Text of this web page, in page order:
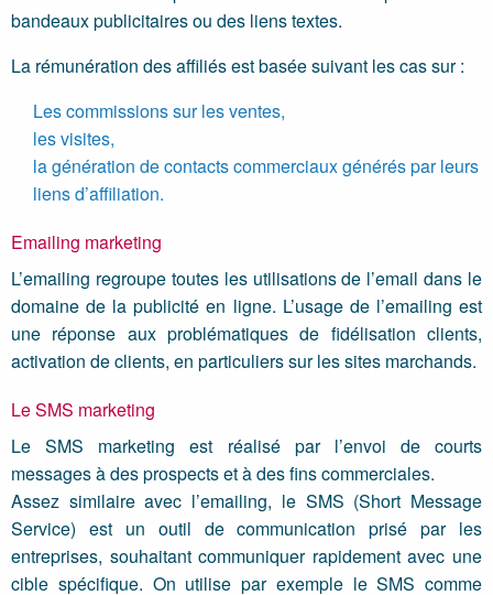
bandeaux publicitaires ou des liens textes.
La rémunération des affiliés est basée suivant les cas sur :
Les commissions sur les ventes,
les visites,
la génération de contacts commerciaux générés par leurs
liens d’affiliation.
Emailing marketing
L’emailing regroupe toutes les utilisations de l’email dans le
domaine de la publicité en ligne. L’usage de l’emailing est
une réponse aux problématiques de fidélisation clients,
activation de clients, en particuliers sur les sites marchands.
Le SMS marketing
Le SMS marketing est réalisé par l’envoi de courts
messages à des prospects et à des fins commerciales.
Assez similaire avec l’emailing, le SMS (Short Message
Service) est un outil de communication prisé par les
entreprises, souhaitant communiquer rapidement avec une
cible spécifique. On utilise par exemple le SMS comme